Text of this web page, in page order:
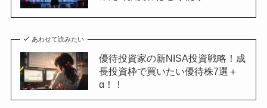
あわせて読みたい
優待投資家の新NISA投資戦略！成
長投資枠で買いたい優待株7選＋
α！！